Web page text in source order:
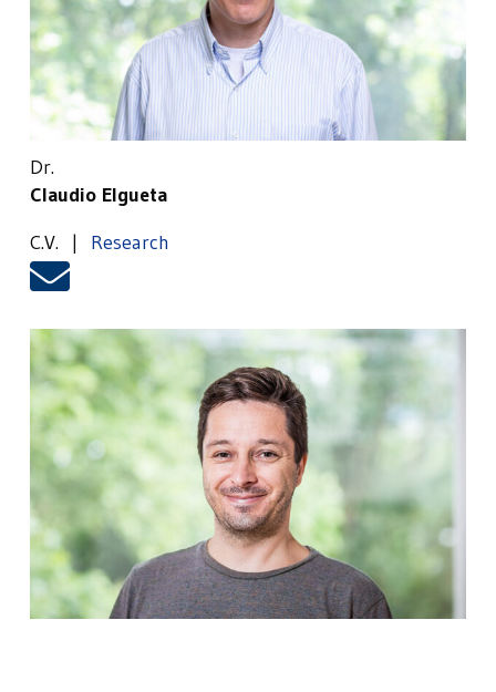
Dr.
Claudio Elgueta
C.V. | Research